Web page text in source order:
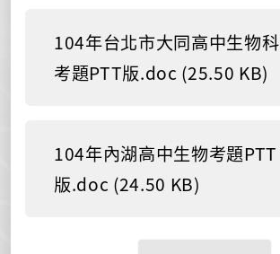
104年台北市大同高中生物科
考題PTT版.doc (25.50 KB)
104年內湖高中生物考題PTT
版.doc (24.50 KB)